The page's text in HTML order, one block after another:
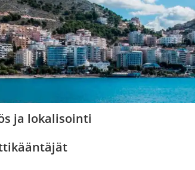
ja lokalisointi